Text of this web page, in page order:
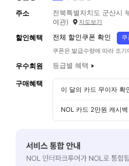
주소
전북특별자치도 군산시
여관)
지도보기
할인혜택 전체 할인쿠폰 확인 쿠
쿠폰은 발급수량에 따라 조
우수회원 등급별 혜택
구매혜택
이 달의 카드 무이자 확
NOL 카드 2만원 캐시백